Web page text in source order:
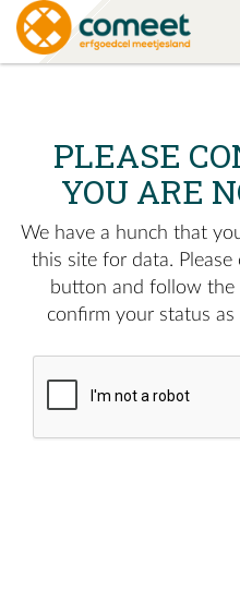
PLEASE
YOU ARE
We have a hunch that
this site for data. Please
button and follow the
confirm your status